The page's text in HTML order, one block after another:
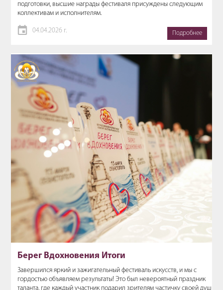
подготовки, высшие награды фестиваля присуждены следующим
коллективам и исполнителям.
04.04.2026 г. Подробнее
Берег Вдохновения Итоги
Завершился яркий и зажигательный фестиваль искусств, и мы с
гордостью объявляем результаты! Это был невероятный праздник
таланта, где каждый участник подарил зрителям частичку своей души.